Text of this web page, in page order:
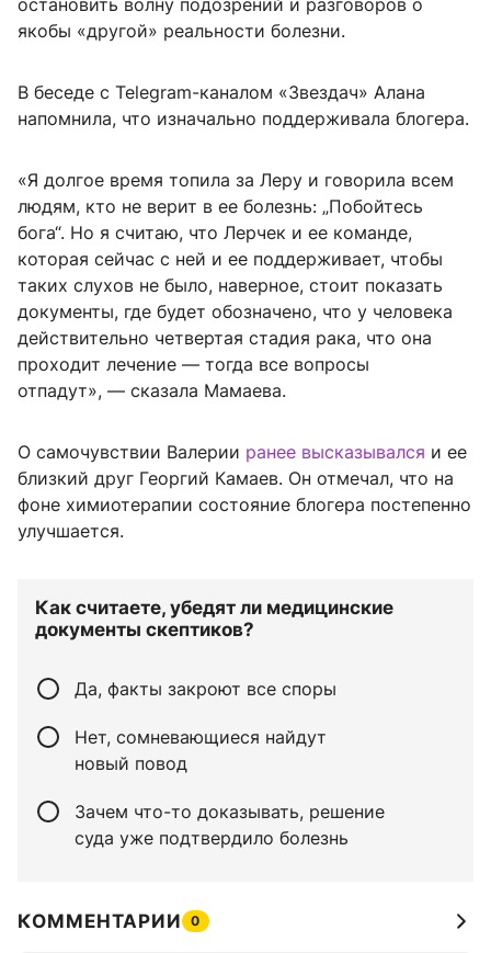
остановить волну подозрений и разговоров о
якобы «другой» реальности болезни.
В беседе с Telegram-каналом «Звездач» Алана
напомнила, что изначально поддерживала блогера.
«Я долгое время топила за Леру и говорила всем
людям, кто не верит в ее болезнь: „Побойтесь
бога“. Но я считаю, что Лерчек и ее команде,
которая сейчас с ней и ее поддерживает, чтобы
таких слухов не было, наверное, стоит показать
документы, где будет обозначено, что у человека
действительно четвертая стадия рака, что она
проходит лечение — тогда все вопросы
отпадут», — сказала Мамаева.
О самочувствии Валерии ранее высказывался и ее
близкий друг Георгий Камаев. Он отмечал, что на
фоне химиотерапии состояние блогера постепенно
улучшается.
Как считаете, убедят ли медицинские
документы скептиков?
Да, факты закроют все споры
Нет, сомневающиеся найдут
новый повод
Зачем что-то доказывать, решение
суда уже подтвердило болезнь
КОММЕНТАРИИ 0